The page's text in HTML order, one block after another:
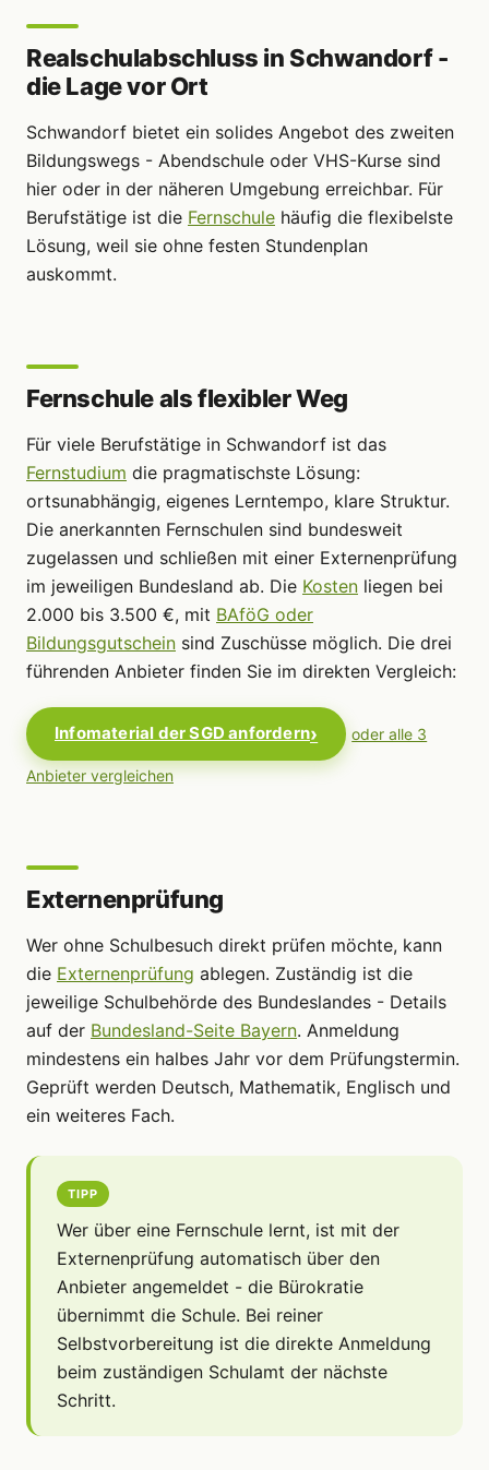
Realschulabschluss in Schwandorf -
die Lage vor Ort
Schwandorf bietet ein solides Angebot des zweiten
Bildungswegs - Abendschule oder VHS-Kurse sind
hier oder in der näheren Umgebung erreichbar. Für
Berufstätige ist die Fernschule häufig die flexibelste
Lösung, weil sie ohne festen Stundenplan
auskommt.
Fernschule als flexibler Weg
Für viele Berufstätige in Schwandorf ist das
Fernstudium die pragmatischste Lösung:
ortsunabhängig, eigenes Lerntempo, klare Struktur.
Die anerkannten Fernschulen sind bundesweit
zugelassen und schließen mit einer Externenprüfung
im jeweiligen Bundesland ab. Die Kosten liegen bei
2.000 bis 3.500 €, mit BAföG oder
Bildungsgutschein sind Zuschüsse möglich. Die drei
führenden Anbieter finden Sie im direkten Vergleich:
Infomaterial der SGD anfordern oder alle 3
Anbieter vergleichen
Externenprüfung
Wer ohne Schulbesuch direkt prüfen möchte, kann
die Externenprüfung ablegen. Zuständig ist die
jeweilige Schulbehörde des Bundeslandes - Details
auf der Bundesland-Seite Bayern. Anmeldung
mindestens ein halbes Jahr vor dem Prüfungstermin.
Geprüft werden Deutsch, Mathematik, Englisch und
ein weiteres Fach.
TIPP
Wer über eine Fernschule lernt, ist mit der
Externenprüfung automatisch über den
Anbieter angemeldet - die Bürokratie
übernimmt die Schule. Bei reiner
Selbstvorbereitung ist die direkte Anmeldung
beim zuständigen Schulamt der nächste
Schritt.